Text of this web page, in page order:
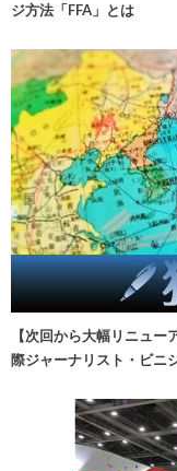
ジ方法「FFA」とは
【次回から大幅リニュ
際ジャーナリスト・ビニ